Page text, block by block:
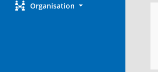
Organisation